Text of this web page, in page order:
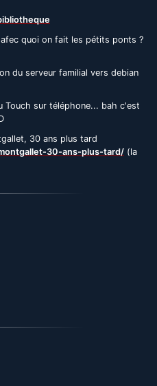
quoi on fait les pétits ponts ?
du serveur familial vers debian
Touch sur téléphone... bah c'est
30 ans plus tard
30-ans-plus-tard/ (la